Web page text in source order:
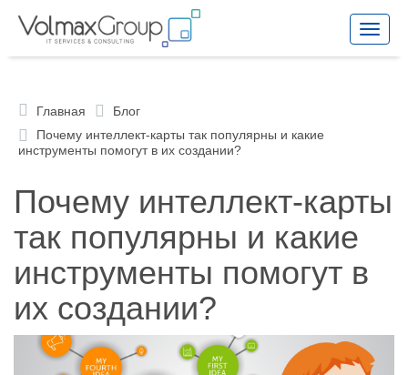
Toggle
Главная
Блог
Почему интеллект-карты так популярны и какие
инструменты помогут в их создании?
Почему интеллект-карты
так популярны и какие
инструменты помогут в
их создании?